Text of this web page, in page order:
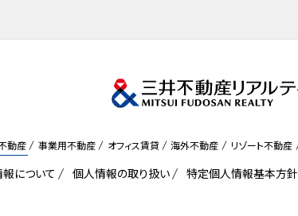
動産 事業用不動産 オフィス賃貸 海外不動産 リゾート不動産
について 個人情報の取り扱い 特定個人情報基本方針